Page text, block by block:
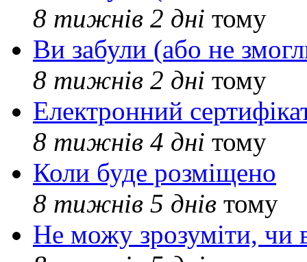
8 тижнів 2 дні тому
Ви забули (або не
8 тижнів 2 дні тому
Електронний
8 тижнів 4 дні тому
Коли буде розміщено
8 тижнів 5 днів тому
Не можу зрозуміти, чи